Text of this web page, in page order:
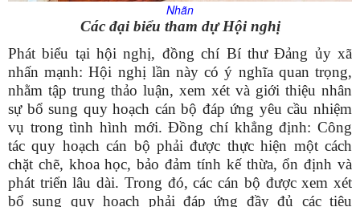
Nhãn
Các đại biểu tham dự Hội nghị
Phát biểu tại hội nghị, đồng chí Bí thư Đảng ủy xã
nhấn mạnh: Hội nghị lần này có ý nghĩa quan trọng,
nhằm tập trung thảo luận, xem xét và giới thiệu nhân
sự bổ sung quy hoạch cán bộ đáp ứng yêu cầu nhiệm
vụ trong tình hình mới. Đồng chí khẳng định: Công
tác quy hoạch cán bộ phải được thực hiện một cách
chặt chẽ, khoa học, bảo đảm tính kế thừa, ổn định và
phát triển lâu dài. Trong đó, các cán bộ được xem xét
bổ sung quy hoạch phải đáp ứng đầy đủ các tiêu